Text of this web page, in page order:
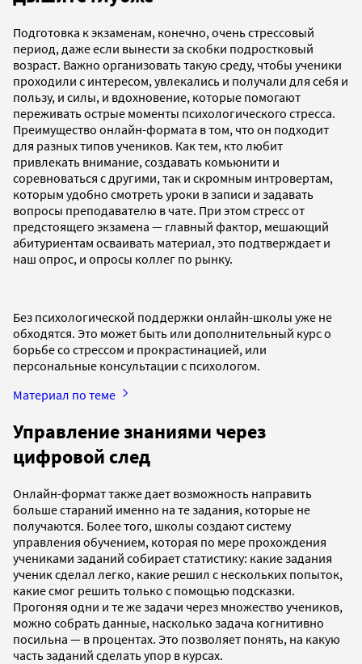
Подготовка к экзаменам, конечно, очень стрессовый
период, даже если вынести за скобки подростковый
возраст. Важно организовать такую среду, чтобы ученики
проходили с интересом, увлекались и получали для себя и
пользу, и силы, и вдохновение, которые помогают
переживать острые моменты психологического стресса.
Преимущество онлайн-формата в том, что он подходит
для разных типов учеников. Как тем, кто любит
привлекать внимание, создавать комьюнити и
соревноваться с другими, так и скромным интровертам,
которым удобно смотреть уроки в записи и задавать
вопросы преподавателю в чате. При этом стресс от
предстоящего экзамена — главный фактор, мешающий
абитуриентам осваивать материал, это подтверждает и
наш опрос, и опросы коллег по рынку.
Без психологической поддержки онлайн-школы уже не
обходятся. Это может быть или дополнительный курс о
борьбе со стрессом и прокрастинацией, или
персональные консультации с психологом.
Материал по теме
Управление знаниями через
цифровой след
Онлайн-формат также дает возможность направить
больше стараний именно на те задания, которые не
получаются. Более того, школы создают систему
управления обучением, которая по мере прохождения
учениками заданий собирает статистику: какие задания
ученик сделал легко, какие решил с нескольких попыток,
какие смог решить только с помощью подсказки.
Прогоняя одни и те же задачи через множество учеников,
можно собрать данные, насколько задача когнитивно
посильна — в процентах. Это позволяет понять, на какую
часть заданий сделать упор в курсах.